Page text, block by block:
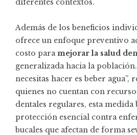
diferentes contextos.
Además de los beneficios
ofrece un enfoque preventivo
costo paramejorar la salud
generalizada hacia la
necesitas hacer es beber agua”,
quienes no cuentan con
dentales regulares, esta
protección esencial contra
bucales que afectan de forma